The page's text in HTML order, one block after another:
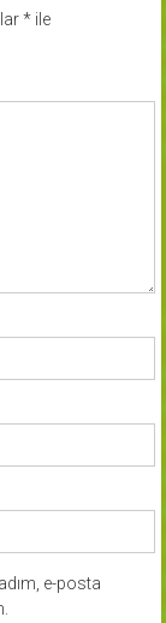
*ile
e-posta